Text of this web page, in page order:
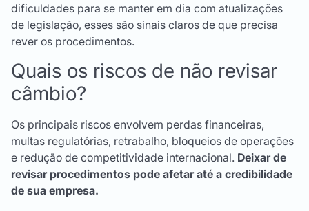
dificuldades para se manter em dia com atualizações
de legislação, esses são sinais claros de que precisa
rever os procedimentos.
Quais os riscos de não revisar
câmbio?
Os principais riscos envolvem perdas financeiras,
multas regulatórias, retrabalho, bloqueios de operações
e redução de competitividade internacional. Deixar de
revisar procedimentos pode afetar até a credibilidade
de sua empresa.